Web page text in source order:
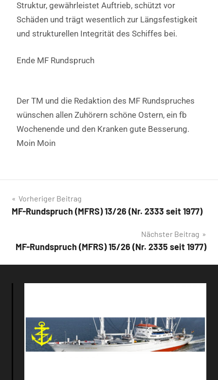
Struktur, gewährleistet Auftrieb, schützt vor
Schäden und trägt wesentlich zur Längsfestigkeit
und strukturellen Integrität des Schiffes bei.
Ende MF Rundspruch
Der TM und die Redaktion des MF Rundspruches
wünschen allen Zuhörern schöne Ostern, ein fb
Wochenende und den Kranken gute Besserung.
Moin Moin
Vorheriger Beitrag
MF-Rundspruch (MFRS) 13/26 (Nr. 2333 seit 1977)
Nächster Beitrag
MF-Rundspruch (MFRS) 15/26 (Nr. 2335 seit 1977)